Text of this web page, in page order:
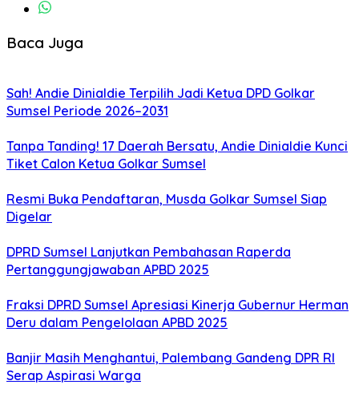
Baca Juga
Sah! Andie Dinialdie Terpilih Jadi Ketua DPD Golkar
Sumsel Periode 2026–2031
Tanpa Tanding! 17 Daerah Bersatu, Andie Dinialdie Kunci
Tiket Calon Ketua Golkar Sumsel
Resmi Buka Pendaftaran, Musda Golkar Sumsel Siap
Digelar
DPRD Sumsel Lanjutkan Pembahasan Raperda
Pertanggungjawaban APBD 2025
Fraksi DPRD Sumsel Apresiasi Kinerja Gubernur Herman
Deru dalam Pengelolaan APBD 2025
Banjir Masih Menghantui, Palembang Gandeng DPR RI
Serap Aspirasi Warga